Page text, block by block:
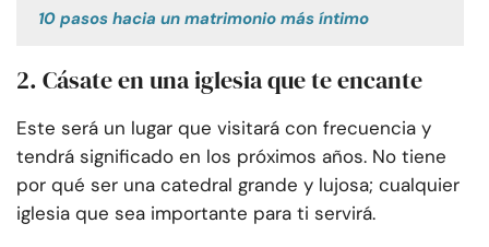
10 pasos hacia un matrimonio más íntimo
2. Cásate en una iglesia que te encante
Este será un lugar que visitará con frecuencia y
tendrá significado en los próximos años. No tiene
por qué ser una catedral grande y lujosa; cualquier
iglesia que sea importante para ti servirá.